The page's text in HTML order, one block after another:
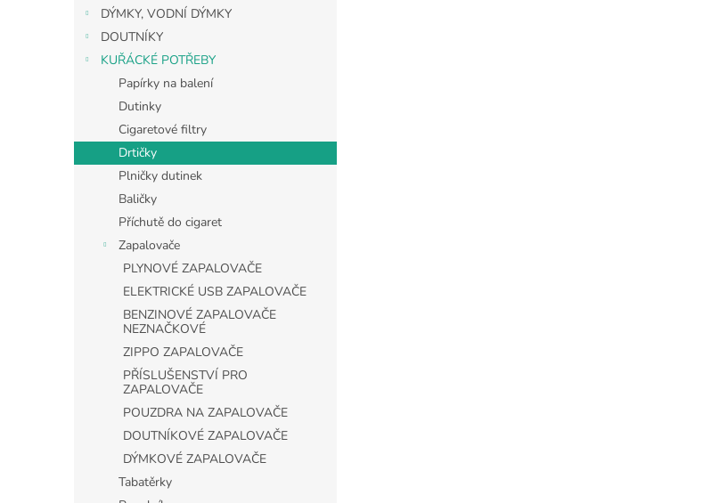
DÝMKY, VODNÍ DÝMKY
DOUTNÍKY
KUŘÁCKÉ POTŘEBY
Papírky na balení
Dutinky
Cigaretové filtry
Drtičky
Plničky dutinek
Baličky
Příchutě do cigaret
Zapalovače
PLYNOVÉ ZAPALOVAČE
ELEKTRICKÉ USB ZAPALOVAČE
BENZINOVÉ ZAPALOVAČE
NEZNAČKOVÉ
ZIPPO ZAPALOVAČE
PŘÍSLUŠENSTVÍ PRO
ZAPALOVAČE
POUZDRA NA ZAPALOVAČE
DOUTNÍKOVÉ ZAPALOVAČE
DÝMKOVÉ ZAPALOVAČE
Tabatěrky